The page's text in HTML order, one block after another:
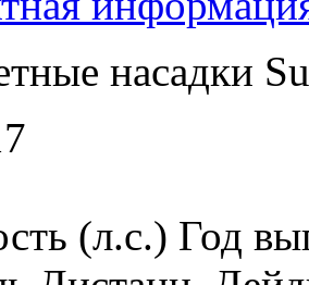
насадки
(л.с.) Год